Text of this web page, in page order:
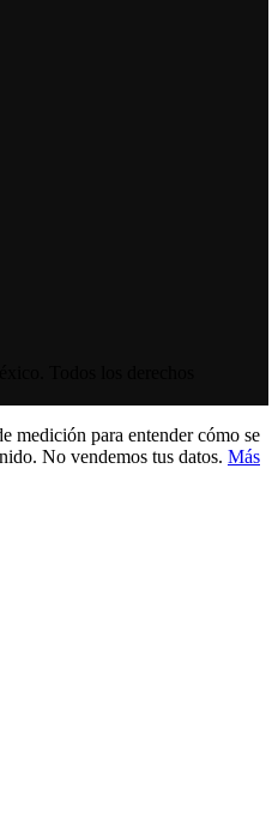
medición para entender cómo se
No vendemos tus datos. Más